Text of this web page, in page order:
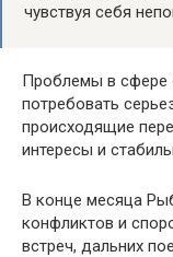
чувствуя себя
Проблемы в сфере
потребовать
происходящие
интересы и
В конце месяца
конфликтов и
встреч, дальних